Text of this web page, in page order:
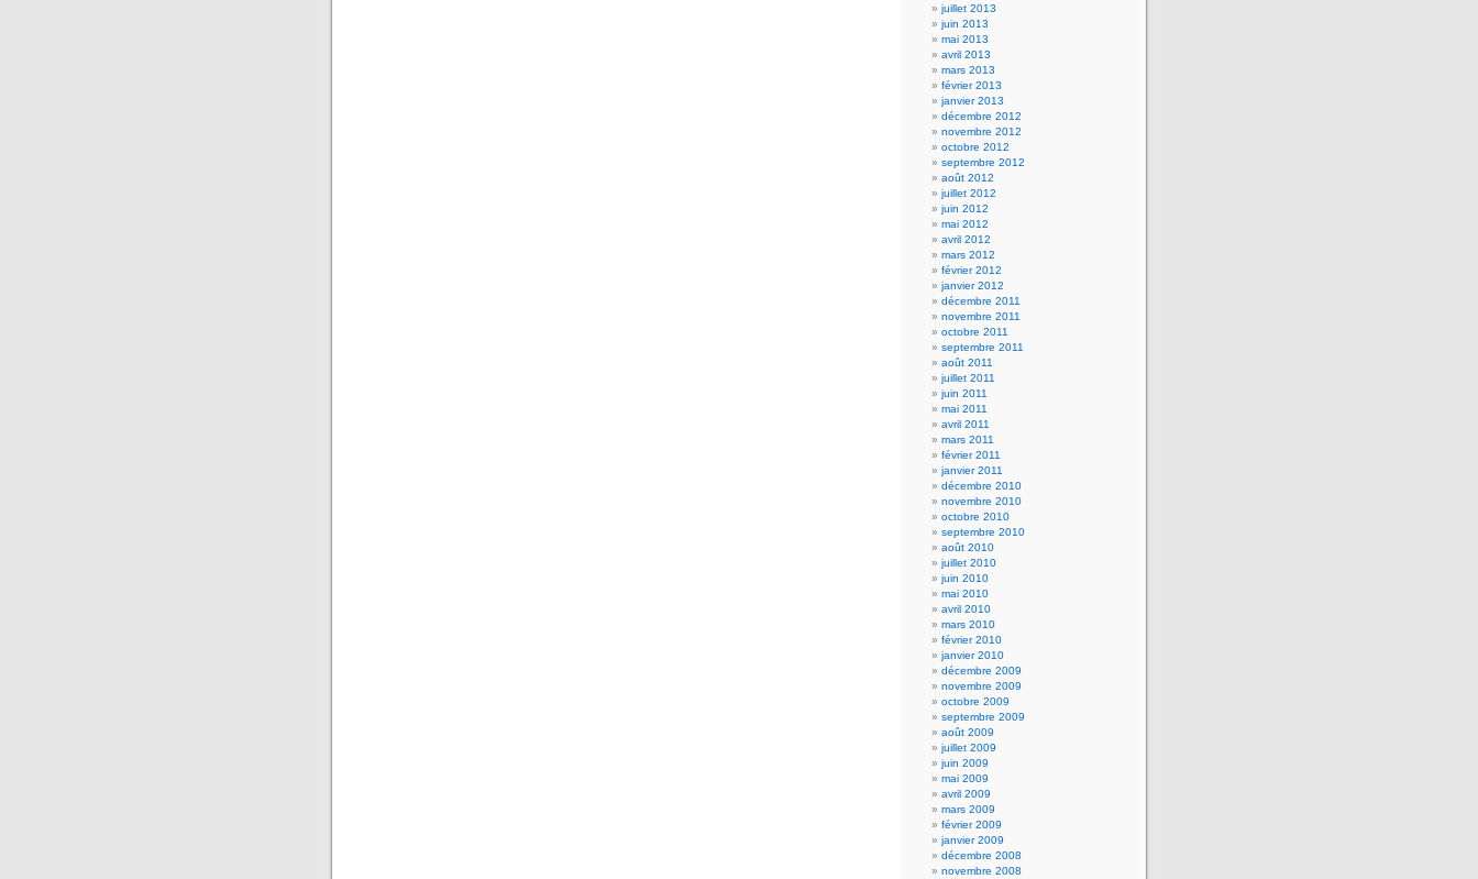
juillet 2013
juin 2013
mai 2013
avril 2013
mars 2013
février 2013
janvier 2013
décembre 2012
novembre 2012
octobre 2012
septembre 2012
août 2012
juillet 2012
juin 2012
mai 2012
avril 2012
mars 2012
février 2012
janvier 2012
décembre 2011
novembre 2011
octobre 2011
septembre 2011
août 2011
juillet 2011
juin 2011
mai 2011
avril 2011
mars 2011
février 2011
janvier 2011
décembre 2010
novembre 2010
octobre 2010
septembre 2010
août 2010
juillet 2010
juin 2010
mai 2010
avril 2010
mars 2010
février 2010
janvier 2010
décembre 2009
novembre 2009
octobre 2009
septembre 2009
août 2009
juillet 2009
juin 2009
mai 2009
avril 2009
mars 2009
février 2009
janvier 2009
décembre 2008
novembre 2008